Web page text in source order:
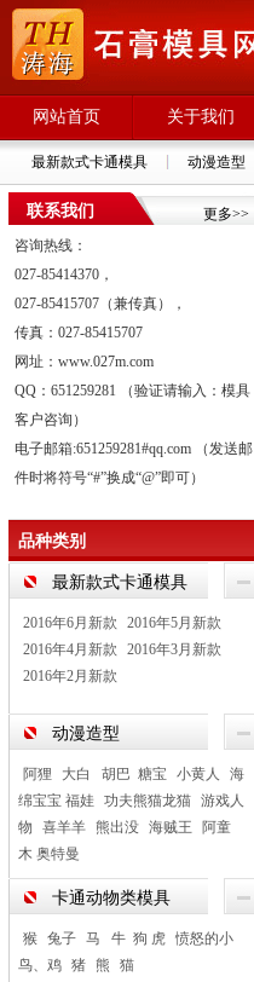
网站首页 关于我们
最新款式卡通模具 动漫造型
更多>>
联系我们
咨询热线：
027-85414370，
027-85415707（兼传真），
传真：027-85415707
网址：www.027m.com
QQ：651259281 （验证请输入：模具
客户咨询）
电子邮箱:651259281#qq.com （发送邮
件时将符号“#”换成“@”即可）
品种类别
最新款式卡通模具
2016年6月新款
2016年5月新款
2016年4月新款
2016年3月新款
2016年2月新款
动漫造型
阿狸 大白 胡巴 糖宝 小黄人
海
绵宝宝 福娃 功夫熊猫龙猫 游戏人
物
喜羊羊 熊出没 海贼王
阿童
木 奥特曼
卡通动物类模具
猴 兔子 马 牛 狗 虎 愤怒的小
鸟、鸡 猪 熊 猫